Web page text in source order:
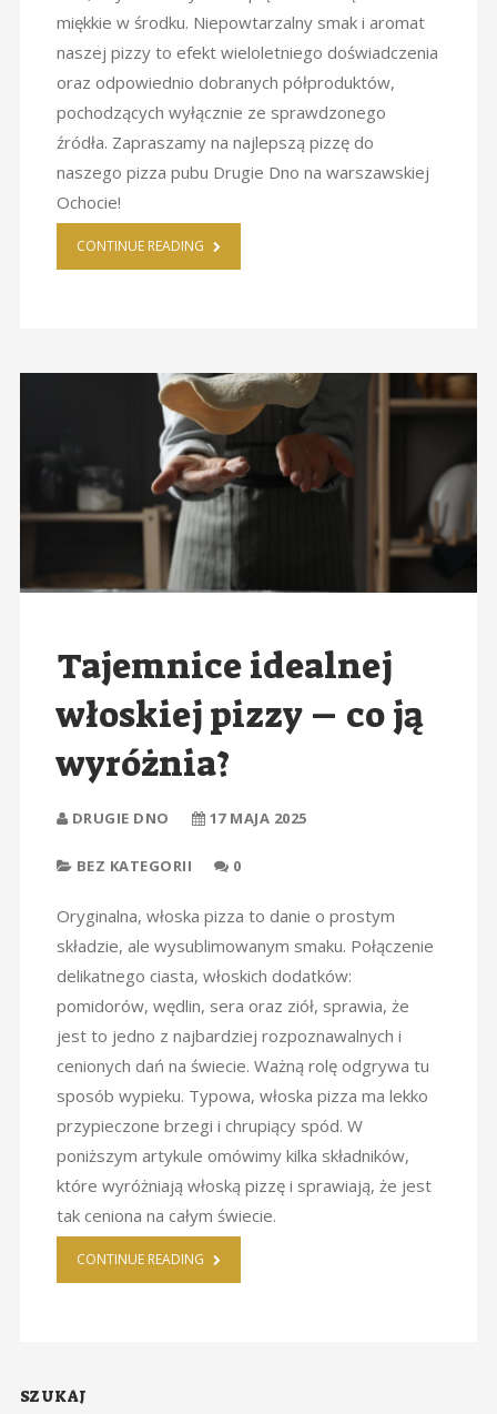
miękkie w środku. Niepowtarzalny smak i aromat
naszej pizzy to efekt wieloletniego doświadczenia
oraz odpowiednio dobranych półproduktów,
pochodzących wyłącznie ze sprawdzonego
źródła. Zapraszamy na najlepszą pizzę do
naszego pizza pubu Drugie Dno na warszawskiej
Ochocie!
CONTINUE READING
Tajemnice idealnej
włoskiej pizzy – co ją
wyróżnia?
DRUGIE DNO 17 MAJA 2025
BEZ KATEGORII 0
Oryginalna, włoska pizza to danie o prostym
składzie, ale wysublimowanym smaku. Połączenie
delikatnego ciasta, włoskich dodatków:
pomidorów, wędlin, sera oraz ziół, sprawia, że
jest to jedno z najbardziej rozpoznawalnych i
cenionych dań na świecie. Ważną rolę odgrywa tu
sposób wypieku. Typowa, włoska pizza ma lekko
przypieczone brzegi i chrupiący spód. W
poniższym artykule omówimy kilka składników,
które wyróżniają włoską pizzę i sprawiają, że jest
tak ceniona na całym świecie.
CONTINUE READING
SZUKAJ